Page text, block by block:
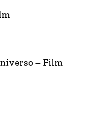
– Film